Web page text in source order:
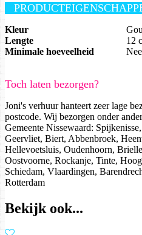
Kleur
Lengte
12
Minimale hoeveelheid
Nee
Toch laten bezorgen?
Joni's verhuur hanteert zeer lage
postcode. Wij bezorgen onder
Gemeente Nissewaard:
Geervliet, Biert, Abbenbroek,
Hellevoetsluis, Oudenhoorn,
Oostvoorne, Rockanje, Tinte,
Schiedam, Vlaardingen,
Rotterdam
Bekijk ook...